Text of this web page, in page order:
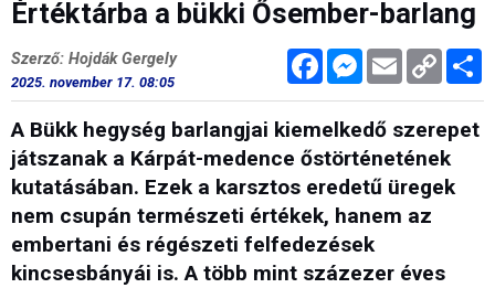
Értéktárba a bükki Ősember-barlang
FacebookMessenger
Email Copy
Link
Szerző: Hojdák Gergely
2025. november 17. 08:05
A Bükk hegység barlangjai kiemelkedő szerepet
játszanak a Kárpát-medence őstörténetének
kutatásában. Ezek a karsztos eredetű üregek
nem csupán természeti értékek, hanem az
embertani és régészeti felfedezések
kincsesbányái is. A több mint százezer éves